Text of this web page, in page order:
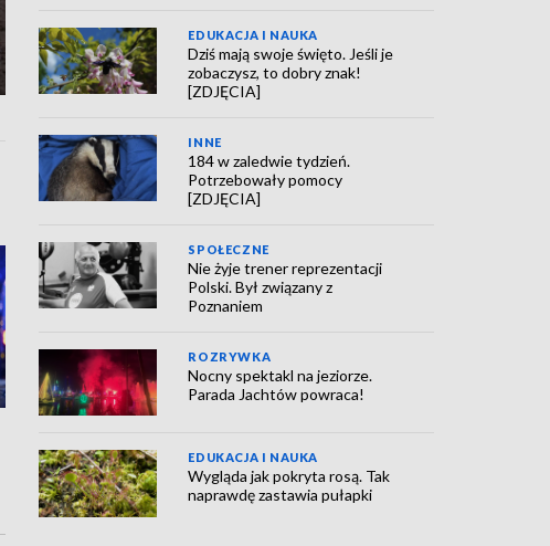
EDUKACJA I NAUKA
Dziś mają swoje święto. Jeśli je
zobaczysz, to dobry znak!
[ZDJĘCIA]
INNE
184 w zaledwie tydzień.
Potrzebowały pomocy
[ZDJĘCIA]
SPOŁECZNE
Nie żyje trener reprezentacji
Polski. Był związany z
Poznaniem
ROZRYWKA
Nocny spektakl na jeziorze.
Parada Jachtów powraca!
EDUKACJA I NAUKA
Wygląda jak pokryta rosą. Tak
naprawdę zastawia pułapki